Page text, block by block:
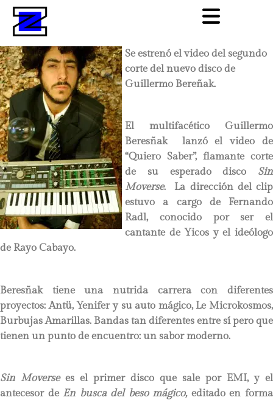
Se estrenó el video del segundo
corte del nuevo disco de
Guillermo Bereñak.
El multifacético Guillermo
Beresñak lanzó el video de
“Quiero Saber”, flamante corte
de su esperado disco Sin
Moverse. La dirección del clip
estuvo a cargo de Fernando
Radl, conocido por ser el
cantante de Yicos y el ideólogo
de Rayo Cabayo.
Beresñak tiene una nutrida carrera con diferentes
proyectos: Antü, Yenifer y su auto mágico, Le Microkosmos,
Burbujas Amarillas. Bandas tan diferentes entre sí pero que
tienen un punto de encuentro: un sabor moderno.
Sin Moversees el primer disco que sale por EMI, y el
antecesor de En busca del beso mágico, editado en forma